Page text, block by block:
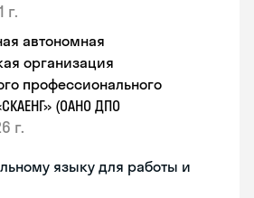
г.
автономная
организация
профессионального
(ОАНО ДПО
г.
языку для работы и